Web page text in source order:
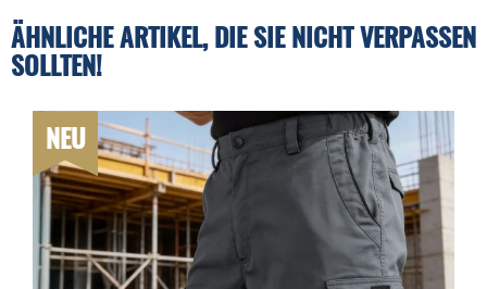
ÄHNLICHE ARTIKEL, DIE SIE NICHT VERPASSEN
SOLLTEN!
NEU